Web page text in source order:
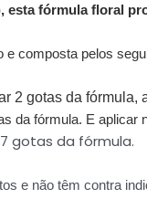
fórmula floral
composta pelos
2 gotas da
da fórmula. E aplicar
gotas da fórmula.
e não têm contra